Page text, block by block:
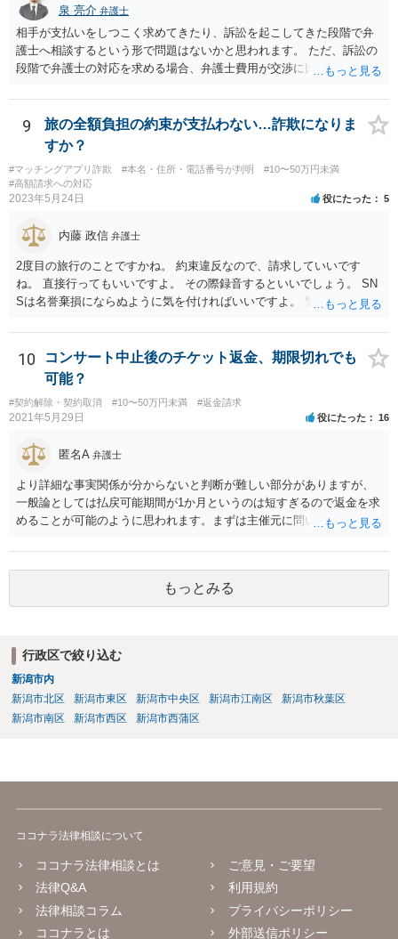
泉 亮介 弁護士
相手が支払いをしつこく求めてきたり、訴訟を起こしてきた段階で弁
護士へ相談するという形で問題はないかと思われます。 ただ、訴訟の
段階で弁護士の対応を求める場合、弁護士費用が交渉に比べて高くな
のかを考えておく必要があるでしょう。
9
旅の全額負担の約束が支払わない…詐欺になりま
すか？
#マッチングアプリ詐欺 #本名・住所・電話番号が判明
#10〜50万円未満
#高額請求への対応
2023年5月24日 役にたった 5
内藤 政信 弁護士
2度目の旅行のことですかね。 約束違反なので、請求していいです
ね。 直接行ってもいいですよ。 その際録音するといいでしょう。 SN
Sは名誉棄損にならぬように気を付ければいいですよ。 警察に行って
10
コンサート中止後のチケット返金、期限切れでも
可能？
#契約解除・契約取消 #10〜50万円未満 #返金請求
2021年5月29日 役にたった 16
匿名A 弁護士
より詳細な事実関係が分からないと判断が難しい部分がありますが、
一般論としては払戻可能期間が1か月というのは短すぎるので返金を求
めることが可能のように思われます。まずは主催元に問い合わせてみ
護士を立てると明らかに費用倒れですので、ご自身でチケットサイト
運営会社等に代金返還請求訴訟等を提起することが考えられるかと存
もっとみる
行政区で絞り込む
新潟市内
新潟市北区
新潟市東区 新潟市中央区 新潟市江南区
新潟市秋葉区
新潟市南区
新潟市西区 新潟市西蒲区
ココナラ法律相談について
ココナラ法律相談とは
法律Q&A
法律相談コラム
ココナラとは
ご意見・ご要望
利用規約
プライバシーポリシー
外部送信ポリシー